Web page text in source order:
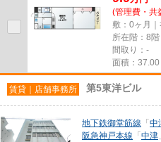
(管理費・共
敷：0ヶ月
所在階：8階
間取り：-
面積：37.00
賃貸｜店舗事務所 第5東洋ビル
地下鉄御堂筋線 「 中
阪急神戸本線 「 中津